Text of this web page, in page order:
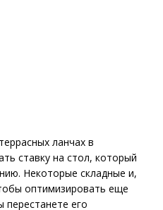
ланчах в
ставку на стол, который
Некоторые складные и,
оптимизировать еще
его